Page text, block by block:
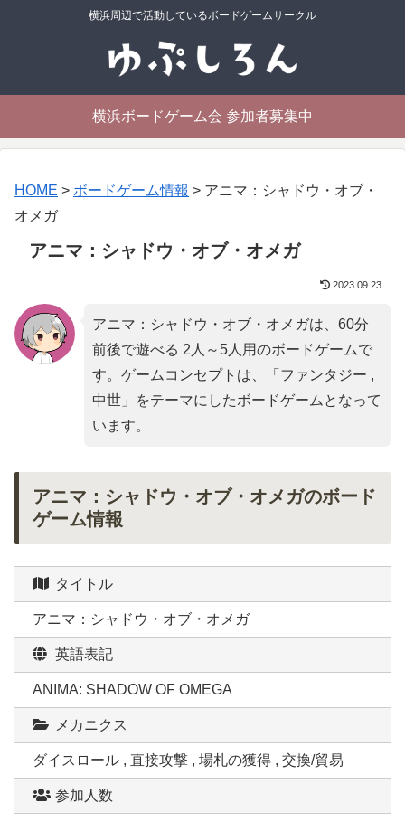
横浜周辺で活動しているボードゲームサークル
横浜ボードゲーム会 参加者募集中
HOME > ボードゲーム情報 > アニマ：シャドウ・オブ・
オメガ
アニマ：シャドウ・オブ・オメガ
2023.09.23
アニマ：シャドウ・オブ・オメガは、60分
前後で遊べる 2人～5人用のボードゲームで
す。ゲームコンセプトは、「 ファンタジー ,
中世」をテーマにしたボードゲームとなって
います。
アニマ：シャドウ・オブ・オメガのボード
ゲーム情報
タイトル
アニマ：シャドウ・オブ・オメガ
英語表記
ANIMA: SHADOW OF OMEGA
メカニクス
ダイスロール , 直接攻撃 , 場札の獲得 , 交換/貿易
参加人数